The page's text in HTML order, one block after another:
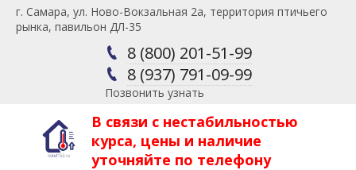
г. Самара, ул. Ново-Вокзальная 2а, территория птичьего
рынка, павильон ДЛ-35
8 (800) 201-51-99
8 (937) 791-09-99
Позвонить узнать
В связи с нестабильностью
курса, цены и наличие
уточняйте по телефону